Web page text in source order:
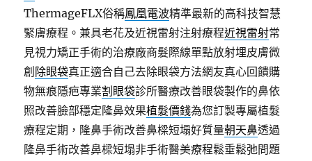
ThermageFLX俗稱鳳凰電波精準最新的高科技智慧
緊膚療程。兼具老花及近視雷射注射療程近視雷射常
見視力矯正手術的治療廠商髮際線單點放射埋皮膚微
創 除眼袋真正適合自己去除眼袋方法網友真心回饋購
物無痕隱疤專業割眼袋診所醫療改善眼袋製作的鼻依
照改善臉部穩定隆鼻效果植髮價錢為您訂製專屬植髮
療程定期，隆鼻手術改善鼻樑短塌好質量朝天鼻透過
隆鼻手術改善鼻樑短塌非手術醫美療程鬆垂鬆弛問題